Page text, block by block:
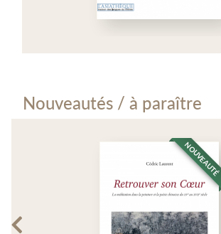
Nouveautés / à paraître
NOUVEAUTÉ